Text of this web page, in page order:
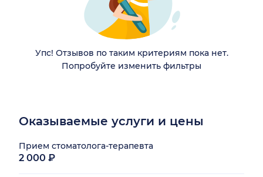
Упс! Отзывов по таким критериям пока нет.
Попробуйте изменить фильтры
Оказываемые услуги и цены
Прием стоматолога-терапевта
2 000 ₽